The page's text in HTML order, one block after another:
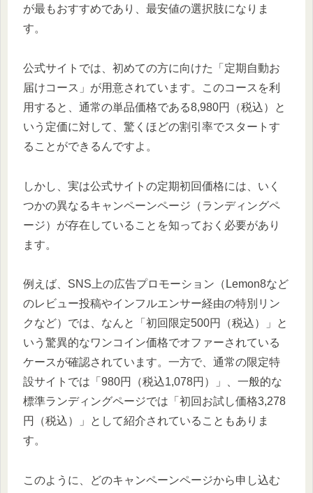
が最もおすすめであり、最安値の選択肢になりま
す。
公式サイトでは、初めての方に向けた「定期自動お
届けコース」が用意されています。このコースを利
用すると、通常の単品価格である8,980円（税込）と
いう定価に対して、驚くほどの割引率でスタートす
ることができるんですよ。
しかし、実は公式サイトの定期初回価格には、いく
つかの異なるキャンペーンページ（ランディングペ
ージ）が存在していることを知っておく必要があり
ます。
例えば、SNS上の広告プロモーション（Lemon8など
のレビュー投稿やインフルエンサー経由の特別リン
クなど）では、なんと「初回限定500円（税込）」と
いう驚異的なワンコイン価格でオファーされている
ケースが確認されています。一方で、通常の限定特
設サイトでは「980円（税込1,078円）」、一般的な
標準ランディングページでは「初回お試し価格3,278
円（税込）」として紹介されていることもありま
す。
このように、どのキャンペーンページから申し込む